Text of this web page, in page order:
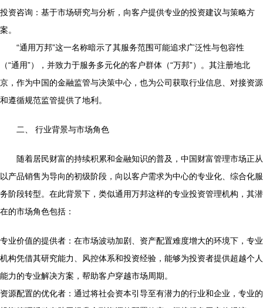
投资咨询：基于市场研究与分析，向客户提供专业的投资建议与策略方
案。
“通用万邦”这一名称暗示了其服务范围可能追求广泛性与包容性
（“通用”），并致力于服务多元化的客户群体（“万邦”）。其注册地北
京，作为中国的金融监管与决策中心，也为公司获取行业信息、对接资源
和遵循规范监管提供了地利。
二、 行业背景与市场角色
随着居民财富的持续积累和金融知识的普及，中国财富管理市场正从
以产品销售为导向的初级阶段，向以客户需求为中心的专业化、综合化服
务阶段转型。在此背景下，类似通用万邦这样的专业投资管理机构，其潜
在的市场角色包括：
专业价值的提供者：在市场波动加剧、资产配置难度增大的环境下，专业
机构凭借其研究能力、风控体系和投资经验，能够为投资者提供超越个人
能力的专业解决方案，帮助客户穿越市场周期。
资源配置的优化者：通过将社会资本引导至有潜力的行业和企业，专业的